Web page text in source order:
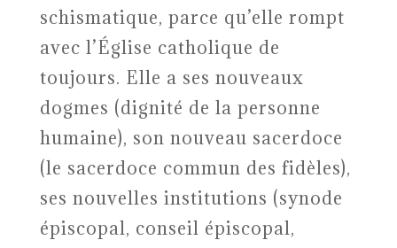
schismatique, parce qu’elle rompt
avec l’Église catholique de
toujours. Elle a ses nouveaux
dogmes (dignité de la personne
humaine), son nouveau sacerdoce
(le sacerdoce commun des fidèles),
ses nouvelles institutions (synode
épiscopal, conseil épiscopal,